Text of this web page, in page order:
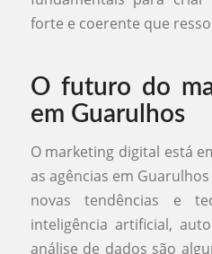
forte e coerente que
O futuro do
em Guarulhos
O marketing digital está
as agências em
novas tendências e
inteligência artificial,
análise de dados são